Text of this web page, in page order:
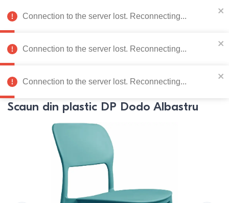
078 222 273 RU
Catalog de produse
0
Pagina principală Mobila bucatarie Scaune
Scaun din plastic DP Dodo Albastru
Connection to the server lost. Reconnecting...
Connection to the server lost. Reconnecting...
Connection to the server lost. Reconnecting...